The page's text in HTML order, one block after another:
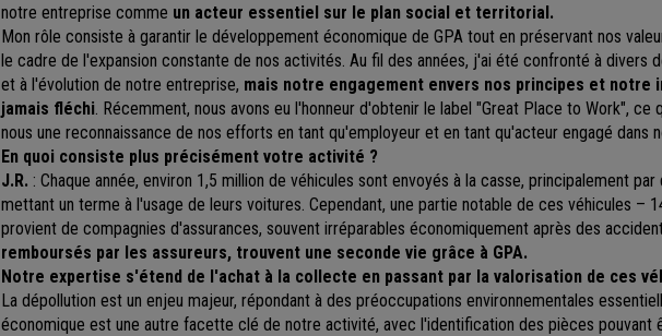
notre entreprise comme un acteur essentiel sur le plan social et territorial.
Mon rôle consiste à garantir le développement économique de GPA tout en préservant nos
le cadre de l'expansion constante de nos activités. Au fil des années, j'ai été confronté à divers
et à l'évolution de notre entreprise, mais notre engagement envers nos principes et notre
jamais fléchi . Récemment, nous avons eu l'honneur d'obtenir le label "Great Place to Work", ce
nous une reconnaissance de nos efforts en tant qu'employeur et en tant qu'acteur engagé dans
En quoi consiste plus précisément votre activité ?
J.R. : Chaque année, environ 1,5 million de véhicules sont envoyés à la casse, principalement
mettant un terme à l'usage de leurs voitures. Cependant, une partie notable de ces véhicules –
provient de compagnies d'assurances, souvent irréparables économiquement après des
remboursés par les assureurs, trouvent une seconde vie grâce à GPA.
Notre expertise s'étend de l'achat à la collecte en passant par la valorisation de ces
La dépollution est un enjeu majeur, répondant à des préoccupations environnementales
économique est une autre facette clé de notre activité, avec l'identification des pièces pouvant